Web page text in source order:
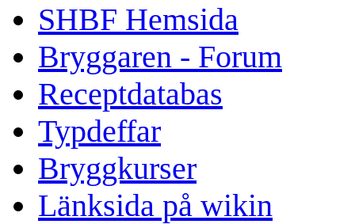
SHBF Hemsida
Bryggaren - Forum
Receptdatabas
Typdeffar
Bryggkurser
Länksida på wikin